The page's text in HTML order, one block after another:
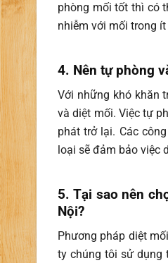
phòng mối tốt thì có
nhiễm với mối trong
4. Nên tự phòng
Với những khó khăn
và diệt mối. Việc tự
phát trở lại. Các
loại sẽ đảm bảo việc
5. Tại sao nên
Nội?
Phương pháp diệt
ty chúng tôi sử